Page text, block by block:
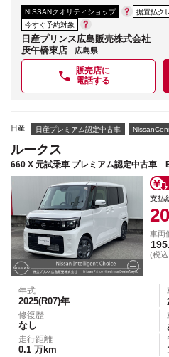
NISSANクオリティショップ
据置払ク
今すぐ予約対象
日産プリンス広島販売株式会社
庚午橋東店
広島県
販売店に
電話する
日産 日産プレミアム認定中古車
ルークス
660 X 元試乗車 プレミアム認定中古車
支払
車両
(税
年式
2025(R07)年
修復歴
なし
走行距離
0.1 万km